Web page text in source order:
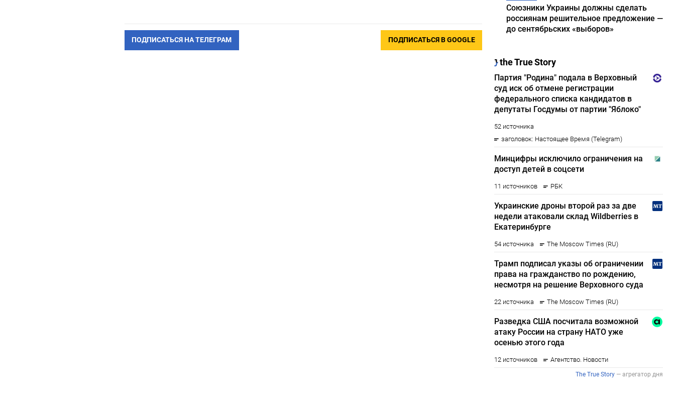
ПОДПИСАТЬСЯ НА ТЕЛЕГРАМ ПОДПИСАТЬСЯ В GOOGLE
Союзники Украины должны сделать
россиянам решительное предложение —
до сентябрьских «выборов»